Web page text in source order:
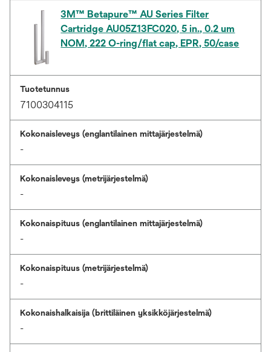
3M™ Betapure™ AU Series Filter
Cartridge AU05Z13FC020, 5 in., 0.2 um
NOM, 222 O-ring/flat cap, EPR, 50/case
Tuotetunnus
7100304115
Kokonaisleveys (englantilainen mittajärjestelmä)
-
Kokonaisleveys (metrijärjestelmä)
-
Kokonaispituus (englantilainen mittajärjestelmä)
-
Kokonaispituus (metrijärjestelmä)
-
Kokonaishalkaisija (brittiläinen yksikköjärjestelmä)
-